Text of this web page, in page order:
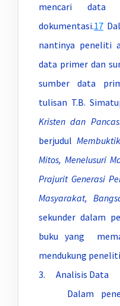
mencari data
dokumentasi.17
nantinya peneliti
data primer dan
sumber data
tulisan T.B.
Kristen dan
berjudul
Mitos, Menelusuri
Prajurit Generasi
Masyarakat,
sekunder dalam
buku yang
mendukung
3. Analisis Data
Dalam